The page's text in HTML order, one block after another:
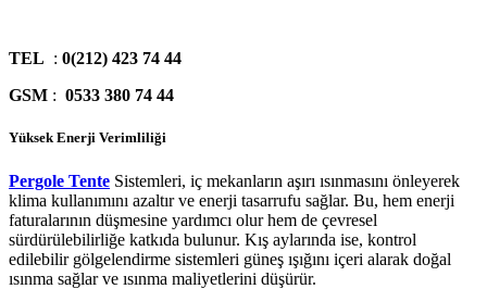
TEL : 0(212) 423 74 44
GSM : 0533 380 74 44
Yüksek Enerji Verimliliği
Pergole Tente Sistemleri, iç mekanların aşırı ısınmasını önleyerek
klima kullanımını azaltır ve enerji tasarrufu sağlar. Bu, hem enerji
faturalarının düşmesine yardımcı olur hem de çevresel
sürdürülebilirliğe katkıda bulunur. Kış aylarında ise, kontrol
edilebilir gölgelendirme sistemleri güneş ışığını içeri alarak doğal
ısınma sağlar ve ısınma maliyetlerini düşürür.